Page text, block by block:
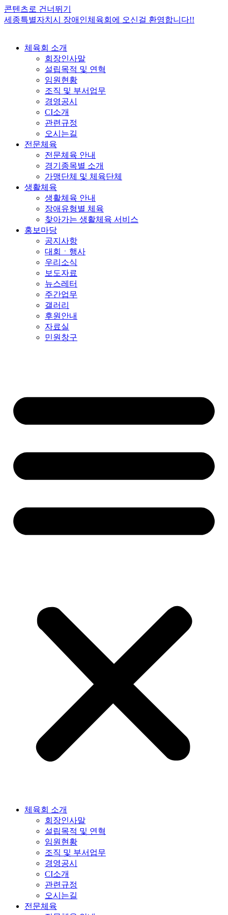
콘텐츠로 건너뛰기
세종특별자치시 장애인체육회에 오신걸 환영합니다!!
체육회 소개
회장인사말
설립목적 및 연혁
임원현황
조직 및 부서업무
경영공시
CI소개
관련규정
오시는길
전문체육
전문체육 안내
경기종목별 소개
가맹단체 및 체육단체
생활체육
생활체육 안내
장애유형별 체육
찾아가는 생활체육 서비스
홍보마당
공지사항
대회ㆍ행사
우리소식
보도자료
뉴스레터
주간업무
갤러리
후원안내
자료실
민원창구
체육회 소개
회장인사말
설립목적 및 연혁
임원현황
조직 및 부서업무
경영공시
CI소개
관련규정
오시는길
전문체육